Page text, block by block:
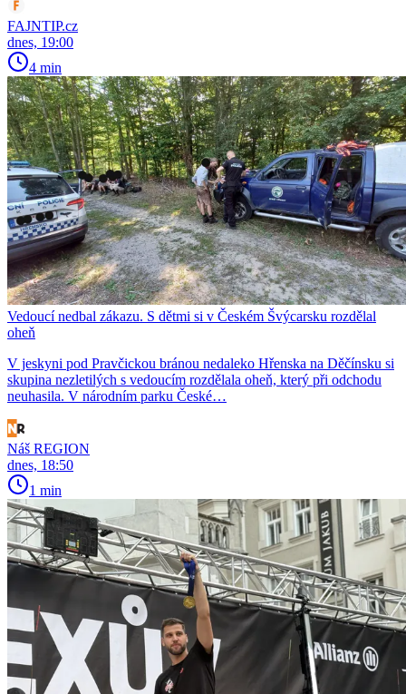
FAJNTIP.cz
dnes, 19:00
4 min
Vedoucí nedbal zákazu. S dětmi si v Českém Švýcarsku rozdělal
oheň
V jeskyni pod Pravčickou bránou nedaleko Hřenska na Děčínsku si
skupina nezletilých s vedoucím rozdělala oheň, který při odchodu
neuhasila. V národním parku České…
Náš REGION
dnes, 18:50
1 min